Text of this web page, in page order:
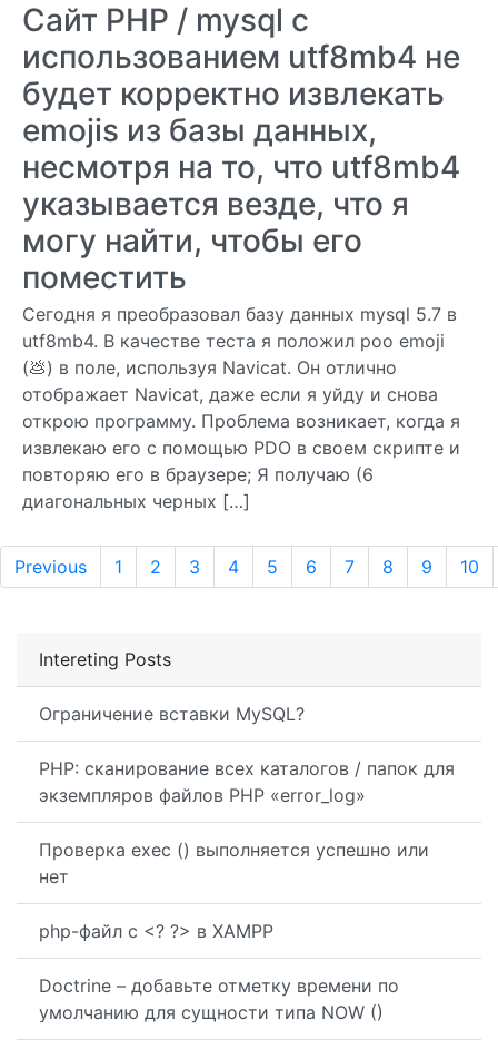
Сайт PHP / mysql с
использованием utf8mb4 не
будет корректно извлекать
emojis из базы данных,
несмотря на то, что utf8mb4
указывается везде, что я
могу найти, чтобы его
поместить
Сегодня я преобразовал базу данных mysql 5.7 в
utf8mb4. В качестве теста я положил poo emoji
(💩) в поле, используя Navicat. Он отлично
отображает Navicat, даже если я уйду и снова
открою программу. Проблема возникает, когда я
извлекаю его с помощью PDO в своем скрипте и
повторяю его в браузере; Я получаю (6
диагональных черных […]
Previous 1 2 3 4 5 6 7 8 9 10
Intereting Posts
Ограничение вставки MySQL?
PHP: сканирование всех каталогов / папок для
экземпляров файлов PHP «error_log»
Проверка exec () выполняется успешно или
нет
php-файл с <? ?> в XAMPP
Doctrine – добавьте отметку времени по
умолчанию для сущности типа NOW ()